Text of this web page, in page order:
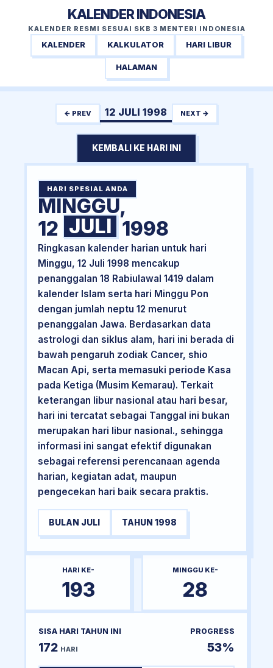
KALENDER INDONESIA
KALENDER RESMI SESUAI SKB 3 MENTERI INDONESIA
KALENDER KALKULATOR HARI LIBUR
HALAMAN
← PREV 12 JULI 1998 NEXT →
KEMBALI KE HARI INI
HARI SPESIAL ANDA
MINGGU,
12 JULI 1998
Ringkasan kalender harian untuk hari
Minggu, 12 Juli 1998 mencakup
penanggalan 18 Rabiulawal 1419 dalam
kalender Islam serta hari Minggu Pon
dengan jumlah neptu 12 menurut
penanggalan Jawa. Berdasarkan data
astrologi dan siklus alam, hari ini berada di
bawah pengaruh zodiak Cancer, shio
Macan Api, serta memasuki periode Kasa
pada Ketiga (Musim Kemarau). Terkait
keterangan libur nasional atau hari besar,
hari ini tercatat sebagai Tanggal ini bukan
merupakan hari libur nasional., sehingga
informasi ini sangat efektif digunakan
sebagai referensi perencanaan agenda
harian, kegiatan adat, maupun
pengecekan hari baik secara praktis.
BULAN JULI TAHUN 1998
HARI KE-
193
MINGGU KE-
28
SISA HARI TAHUN INI
172 HARI
PROGRESS
53%